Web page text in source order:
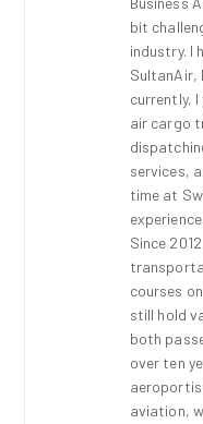
bit
industry. I
SultanAir,
currently,
air cargo
services,
time at
Since
courses
still hold
both
over ten
aviation,